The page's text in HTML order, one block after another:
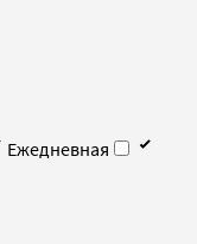
Ежедневная